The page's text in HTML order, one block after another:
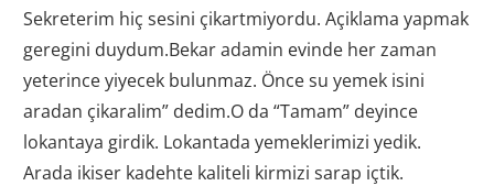
Sekreterim hiç sesini çikartmiyordu. Açiklama yapmak
geregini duydum.Bekar adamin evinde her zaman
yeterince yiyecek bulunmaz. Önce su yemek isini
aradan çikaralim” dedim.O da “Tamam” deyince
lokantaya girdik. Lokantada yemeklerimizi yedik.
Arada ikiser kadehte kaliteli kirmizi sarap içtik.